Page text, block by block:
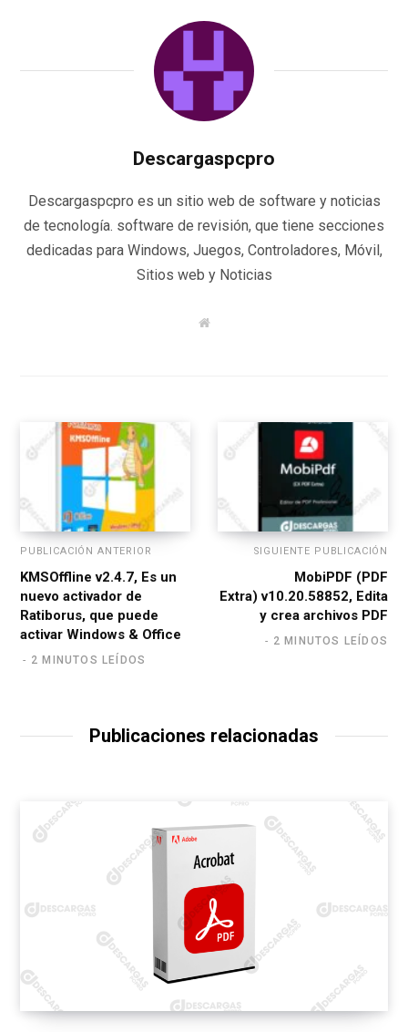
Descargaspcpro
Descargaspcpro es un sitio web de software y noticias
de tecnología. software de revisión, que tiene secciones
dedicadas para Windows, Juegos, Controladores, Móvil,
Sitios web y Noticias
W
PUBLICACIÓN ANTERIOR
KMSOffline v2.4.7, Es un
nuevo activador de
Ratiborus, que puede
activar Windows & Office
2 MINUTOS LEÍDOS
SIGUIENTE PUBLICACIÓN
MobiPDF (PDF
Extra) v10.20.58852, Edita
y crea archivos PDF
2 MINUTOS LEÍDOS
Publicaciones relacionadas